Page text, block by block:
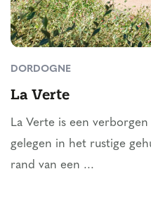
DORDOGNE
La Verte
La Verte is een
gelegen in het rustige
rand van een ...